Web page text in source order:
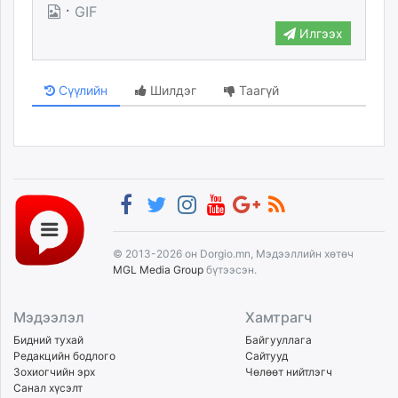
unuudur.mn
mglradio.com
fact.mn
itoim.mn
shuum.mn
tvmongolia.mn
mass.mn
unegui.mn
assa.mn
paparazzi.mn
unread.today
· GIF
Илгээх
Сүүлийн Шилдэг Таагүй
© 2013-2026 он Dorgio.mn, Мэдээллийн хөтөч
MGL Media Group бүтээсэн.
Мэдээлэл
Бидний тухай
Редакцийн бодлого
Зохиогчийн эрх
Санал хүсэлт
Хамтрагч
Байгууллага
Сайтууд
Чөлөөт нийтлэгч